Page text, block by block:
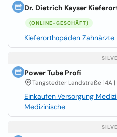
Dr. Dietrich Kayser
(ONLINE-GESCHÄFT)
Kieferorthopäden
Power Tube Profi
Tangstedter Landstraße 14A |
Einkaufen Versorgung
Medizinische